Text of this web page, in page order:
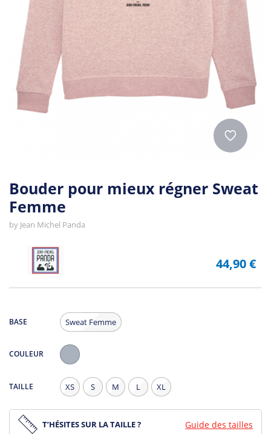
Bouder pour mieux régner Sweat
Femme
by Jean Michel Panda
44,90 €
BASE Sweat Femme
COULEUR
Chiné
TAILLE XS S M L XL
T’HÉSITES SUR LA TAILLE ? Guide des tailles